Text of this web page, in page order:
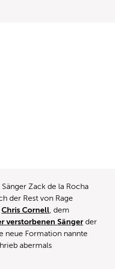
Zack de la Rocha
der Rest von Rage
Chris Cornell, dem
verstorbenen Sänger der
neue Formation nannte
abermals